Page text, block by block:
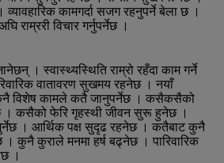
कामगर्दा सजग रहनुपर्ने बेला छ ।
राम्ररी विचार गर्नुपर्नेछ ।
। स्वास्थ्यस्थिति राम्रो रहँदा काम गर्ने
वातावरण सुखमय रहनेछ । नयाँ
कुनै विशेष कामले कतै जानुपर्नेछ । कसैकसैको
। कसैको फेरि गृहस्थी जीवन सुरू हुनेछ ।
। आर्थिक पक्ष सुदृढ रहनेछ । कतैबाट कुनै
कुनै कुराले मनमा हर्ष बढ्नेछ । पारिवारिक
।